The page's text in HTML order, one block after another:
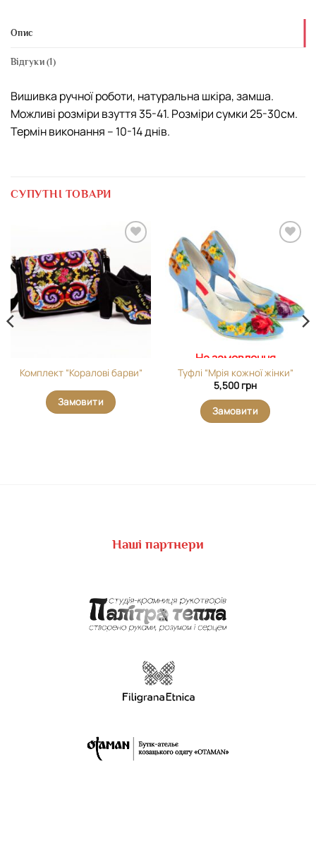
Опис
Відгуки (1)
Вишивка ручної роботи, натуральна шкіра, замша.
Можливі розміри взуття 35-41. Розміри сумки 25-30см.
Термін виконання – 10-14 днів.
СУПУТНІ ТОВАРИ
вибране
Комплект “Коралові барви”
Замовити
На замовлення
Туфлі “Мрія кожної жінки”
5,500 грн
Замовити
Наші партнери